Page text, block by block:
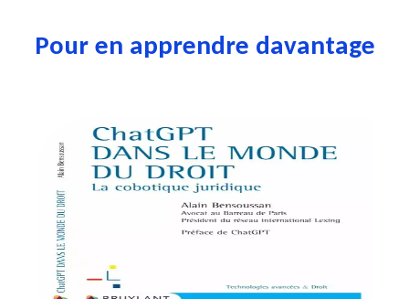
Pour en apprendre davantage